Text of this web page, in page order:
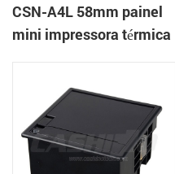
CSN-A4L 58mm painel
mini impressora térmica